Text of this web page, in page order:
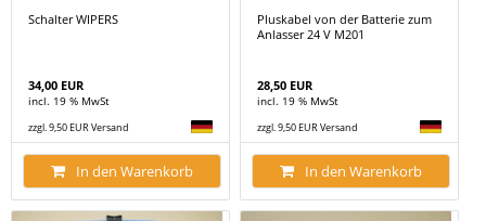
Schalter WIPERS
34,00 EUR
incl. 19 % MwSt
zzgl. 9,50 EUR Versand
In den Warenkorb
Pluskabel von der Batterie zum
Anlasser 24 V M201
28,50 EUR
incl. 19 % MwSt
zzgl. 9,50 EUR Versand
In den Warenkorb